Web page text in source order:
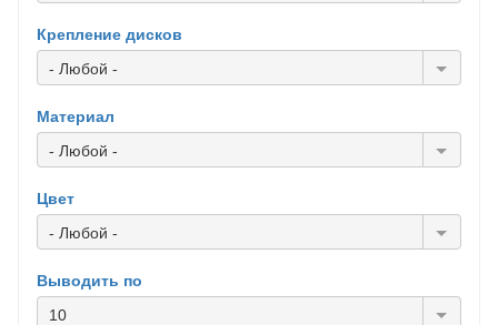
Крепление дисков
- Любой -
Материал
- Любой -
Цвет
- Любой -
Выводить по
10